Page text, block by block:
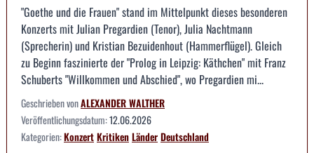
"Goethe und die Frauen" stand im Mittelpunkt dieses besonderen
Konzerts mit Julian Pregardien (Tenor), Julia Nachtmann
(Sprecherin) und Kristian Bezuidenhout (Hammerflügel). Gleich
zu Beginn faszinierte der "Prolog in Leipzig: Käthchen" mit Franz
Schuberts "Willkommen und Abschied", wo Pregardien mi...
Geschrieben vonALEXANDER WALTHER
Veröffentlichungsdatum:12.06.2026
Kategorien:KonzertKritikenLänderDeutschland